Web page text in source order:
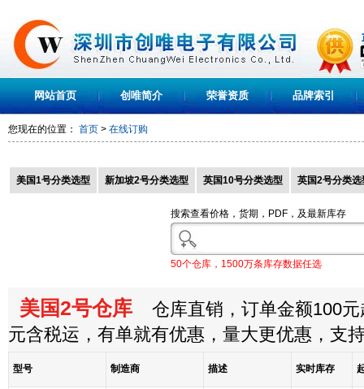
网站首页 创唯简介 荣誉资质 品牌索引
您现在的位置： 首页 > 在线订购
美国1号分类选型 新加坡2号分类选型 英国10号分类选型 英国2号分类选
搜索查看价格，货期，PDF，及最新库存
50个仓库，1500万条库存数据任选
美国2号仓库 仓库直销，订单金额100元
元含税运，有单就有优惠，量大更优惠，支
型号 制造商 描述 实时库存